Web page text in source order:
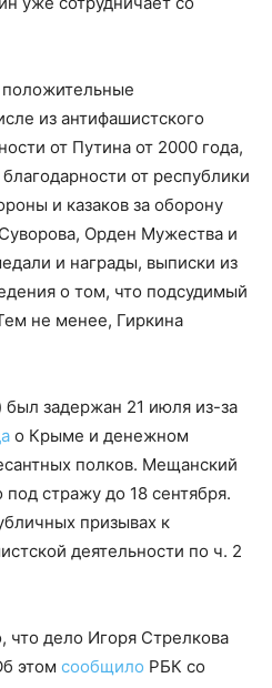
из антифашистского
от Путина от 2000 года,
от республики
и казаков за оборону
Орден Мужества и
и награды, выписки из
о том, что подсудимый
не менее, Гиркина
был задержан 21 июля из-за
о Крыме и денежном
полков. Мещанский
стражу до 18 сентября.
призывах к
деятельности по ч. 2
что дело Игоря Стрелкова
этом сообщило РБК со